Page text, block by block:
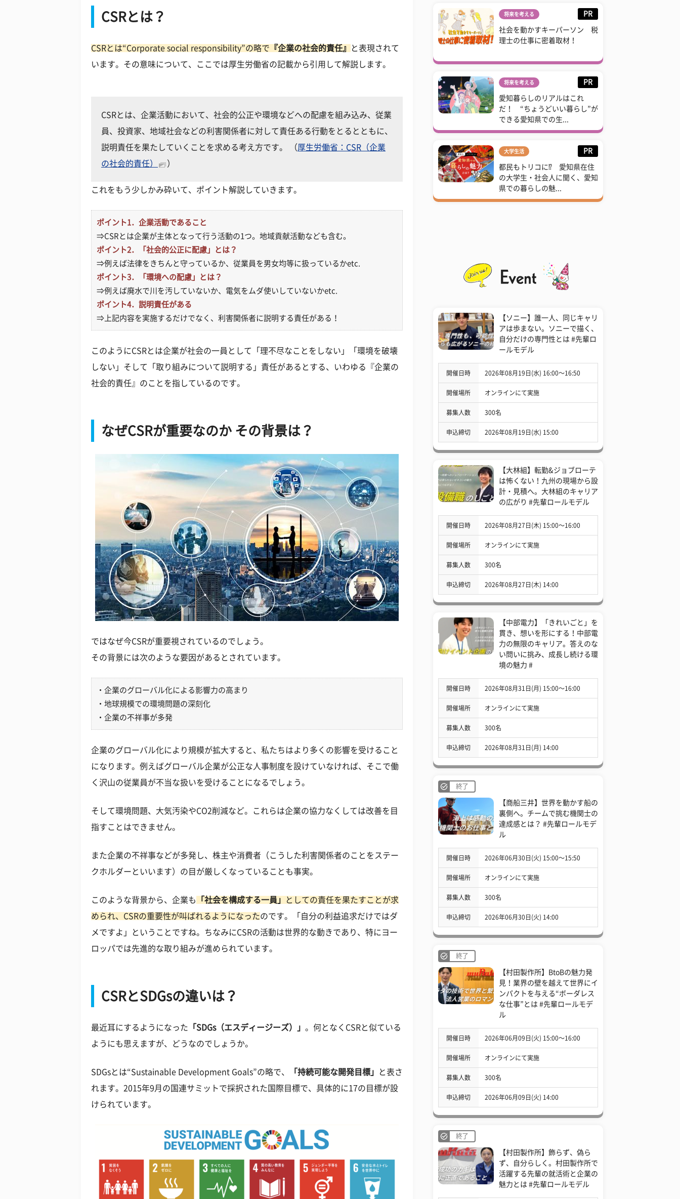
CSRとは？
CSRとは“Corporate social responsibility”の略で 『企業の社会的責任』
と表現されて
います。その意味について、ここでは厚生労働省の記載から引用して解説します。
CSRとは、企業活動において、社会的公正や環境などへの配慮を組み込み、従業
員、投資家、地域社会などの利害関係者に対して責任ある行動をとるとともに、
説明責任を果たしていくことを求める考え方です。 （厚生労働省：CSR（企業
の社会的責任）
）
これをもう少しかみ砕いて、ポイント解説していきます。
ポイント1．企業活動であること
⇒CSRとは企業が主体となって行う活動の1つ。地域貢献活動なども含む。
ポイント2．「社会的公正に配慮」とは？
⇒例えば法律をきちんと守っているか、従業員を男女均等に扱っているかetc.
ポイント3．「環境への配慮」とは？
⇒例えば廃水で川を汚していないか、電気をムダ使いしていないかetc.
ポイント4．説明責任がある
⇒上記内容を実施するだけでなく、利害関係者に説明する責任がある！
このようにCSRとは企業が社会の一員として「理不尽なことをしない」「環境を破壊
しない」そして「取り組みについて説明する」責任があるとする、いわゆる『企業の
社会的責任』のことを指しているのです。
なぜCSRが重要なのか その背景は？
ではなぜ今CSRが重要視されているのでしょう。
その背景には次のような要因があるとされています。
・企業のグローバル化による影響力の高まり
・地球規模での環境問題の深刻化
・企業の不祥事が多発
企業のグローバル化により規模が拡大すると、私たちはより多くの影響を受けること
になります。例えばグローバル企業が公正な人事制度を設けていなければ、そこで働
く沢山の従業員が不当な扱いを受けることになるでしょう。
そして環境問題、大気汚染やCO2削減など。これらは企業の協力なくしては改善を目
指すことはできません。
また企業の不祥事などが多発し、株主や消費者（こうした利害関係者のことをステー
クホルダーといいます）の目が厳しくなっていることも事実。
このような背景から、企業も 「社会を構成する一員」
としての責任を果たすことが求
められ、CSRの重要性が叫ばれるようになったのです。「自分の利益追求だけではダ
メですよ」ということですね。ちなみにCSRの活動は世界的な動きであり、特にヨー
ロッパでは先進的な取り組みが進められています。
CSRとSDGsの違いは？
最近耳にするようになった 「SDGs（エスディージーズ）」 。何となくCSRと似ている
ようにも思えますが、どうなのでしょうか。
SDGsとは“Sustainable Development Goals”の略で、 「持続可能な開発目標」
と表さ
れます。2015年9月の国連サミットで採択された国際目標で、具体的に17の目標が設
けられています。
将来を考える PR
社会を動かすキーパーソン 税
理士の仕事に密着取材！
将来を考える PR
愛知暮らしのリアルはこれ
だ！ “ちょうどいい暮らし”が
できる愛知県での生...
大学生活 PR
都民もトリコに⁉ 愛知県在住
の大学生・社会人に聞く、愛知
県での暮らしの魅...
【ソニー】誰一人、同じキャリ
アは歩まない。ソニーで描く、
自分だけの専門性とは #先輩ロ
ールモデル
開催日時 2026年08月19日(水) 16:00〜16:50
開催場所 オンラインにて実施
募集人数 300名
申込締切 2026年08月19日(水) 15:00
【大林組】転勤&ジョブローテ
は怖くない！九州の現場から設
計・見積へ。大林組のキャリア
の広がり #先輩ロールモデル
開催日時 2026年08月27日(木) 15:00〜16:00
開催場所 オンラインにて実施
募集人数 300名
申込締切 2026年08月27日(木) 14:00
【中部電力】「きれいごと」を
貫き、想いを形にする！中部電
力の無限のキャリア。答えのな
い問いに挑み、成長し続ける環
境の魅力 #
開催日時 2026年08月31日(月) 15:00〜16:00
開催場所 オンラインにて実施
募集人数 300名
申込締切 2026年08月31日(月) 14:00
終了
【商船三井】世界を動かす船の
裏側へ。チームで挑む機関士の
達成感とは？ #先輩ロールモデ
ル
開催日時 2026年06月30日(火) 15:00〜15:50
開催場所 オンラインにて実施
募集人数 300名
申込締切 2026年06月30日(火) 14:00
終了
【村田製作所】BtoBの魅力発
見！業界の壁を越えて世界にイ
ンパクトを与える“ボーダレス
な仕事”とは #先輩ロールモデ
ル
開催日時 2026年06月09日(火) 15:00〜16:00
開催場所 オンラインにて実施
募集人数 300名
申込締切 2026年06月09日(火) 14:00
終了
【村田製作所】飾らず、偽ら
ず、自分らしく。村田製作所で
活躍する先輩の就活術と企業の
魅力とは #先輩ロールモデル